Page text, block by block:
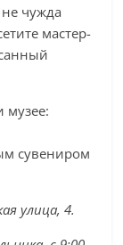
чужда
мастер-
музее:
сувениром
улица, 4.